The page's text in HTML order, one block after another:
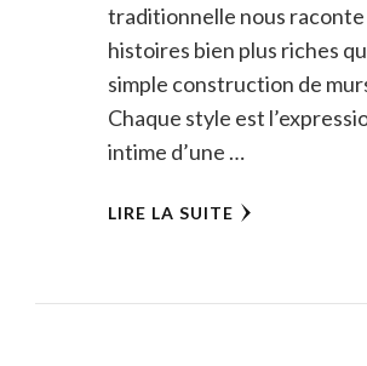
traditionnelle nous raconte
histoires bien plus riches
simple construction de
Chaque style est
intime d’une …
LIRE LA SUITE